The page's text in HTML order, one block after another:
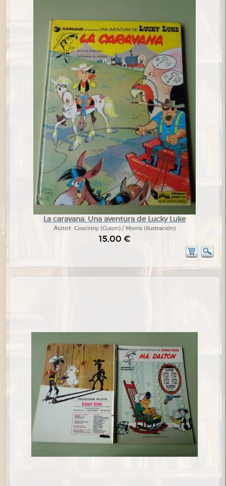
La caravana. Una aventura de Lucky Luke
Autor: Goscinny (Guion) / Morris (Ilustración)
15,00 €